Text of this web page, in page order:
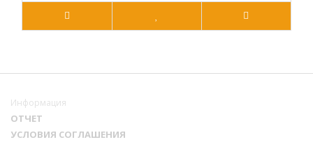
за 4-5 часов до ожидаемого дождя. Не допускайте
попадания на соседние поля.
Информация
ОТЧЕТ
УСЛОВИЯ СОГЛАШЕНИЯ